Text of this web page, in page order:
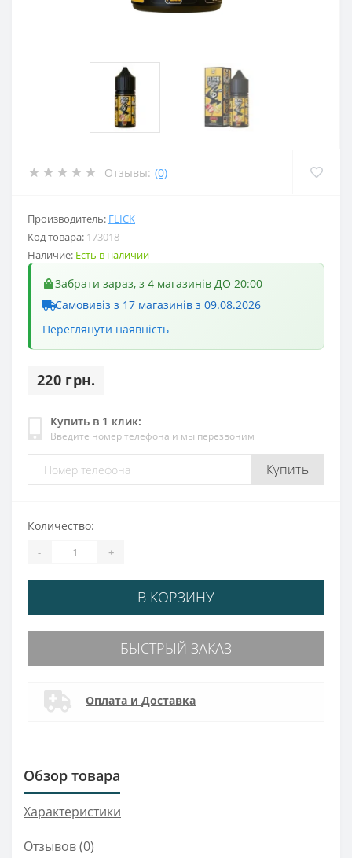
Отзывы: (0)
Производитель: FLICK
Код товара: 173018
Наличие: Есть в наличии
Забрати зараз, з 4 магазинів ДО 20:00
Самовивіз з 17 магазинів з 09.08.2026
Переглянути наявність
220 грн.
Купить в 1 клик:
Введите номер телефона и мы перезвоним
Купить
Количество:
- +
В КОРЗИНУ
БЫСТРЫЙ ЗАКАЗ
Оплата и Доставка
Обзор товара
Характеристики
Отзывов (0)